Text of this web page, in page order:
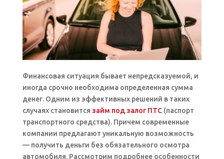
Финансовая ситуация бывает непредсказуемой, и
иногда срочно необходима определенная сумма
денег. Одним из эффективных решений в таких
случаях становится займ под залог ПТС (паспорт
транспортного средства). Причем современные
компании предлагают уникальную возможность
— получить деньги без обязательного осмотра
автомобиля. Рассмотрим подробнее особенности